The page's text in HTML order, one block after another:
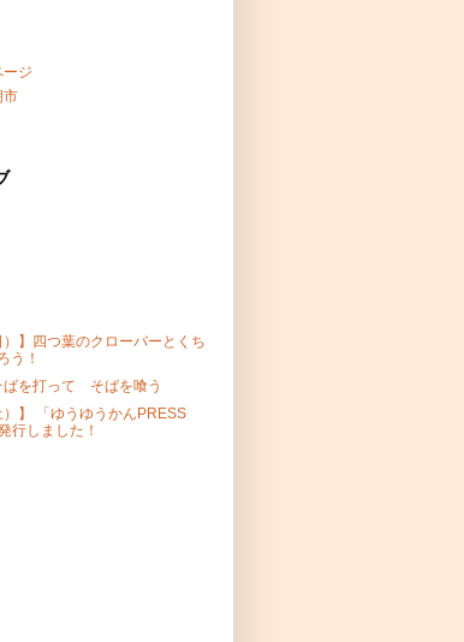
ージ
市
）】四つ葉のクローバーとくち
う！
ばを打って そばを喰う
）】 「ゆうゆうかんPRESS
行しました！